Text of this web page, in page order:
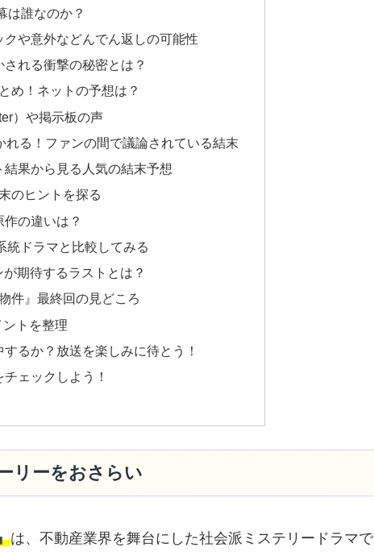
は誰なのか？
クや意外などんでん返しの可能性
される衝撃の秘密とは？
め！ネットの予想は？
）や掲示板の声
れる！ファンの間で議論されている結末
結果から見る人気の結末予想
のヒントを探る
の違いは？
ドラマと比較してみる
期待するラストとは？
件』最終回の見どころ
トを整理
するか？放送を楽しみに待とう！
ェックしよう！
リーをおさらい
は、不動産業界を舞台にした社会派ミステリードラマで